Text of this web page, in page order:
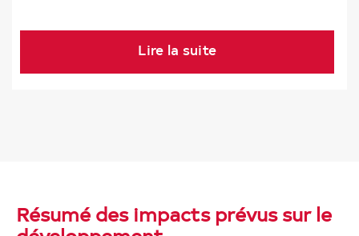
Lire la suite
Résumé des impacts prévus sur le